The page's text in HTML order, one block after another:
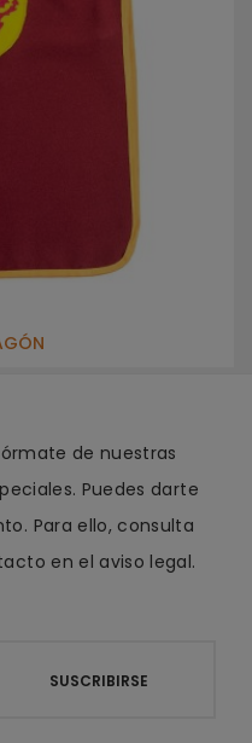
de nuestras
Puedes darte
Para ello, consulta
en el aviso legal.
SUSCRIBIRSE